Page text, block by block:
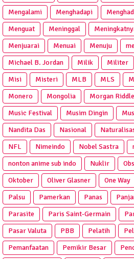
Mengalami
Menghadapi
Menguat
Meninggal
Menjuarai
Menuai Menuju
Michael B. Jordan
Milik Militer
Misi
Misteri MLB MLS
Monero
Mongolia Morgan Riddle
Music Festival
Musim Dingin
Nandita Das
Nasional
NFL
Nimeindo Nobel Sastra
nonton anime sub indo
Nuklir
Oktober
Oliver Glasner One Way
Palsu
Pamerkan Panas
Parasite
Paris Saint-Germain
Pasar Valuta
PBB Pelatih
Pemanfaatan
Pemikir Besar